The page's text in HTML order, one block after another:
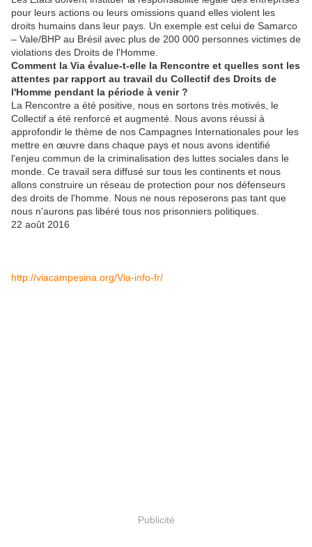
pour leurs actions ou leurs omissions quand elles violent les
droits humains dans leur pays. Un exemple est celui de Samarco
– Vale/BHP au Brésil avec plus de 200 000 personnes victimes de
violations des Droits de l'Homme.
Comment la Via évalue-t-elle la Rencontre et quelles sont les
attentes par rapport au travail du Collectif des Droits de
l'Homme pendant la période à venir ?
La Rencontre a été positive, nous en sortons très motivés, le
Collectif a été renforcé et augmenté. Nous avons réussi à
approfondir le thème de nos Campagnes Internationales pour les
mettre en œuvre dans chaque pays et nous avons identifié
l'enjeu commun de la criminalisation des luttes sociales dans le
monde. Ce travail sera diffusé sur tous les continents et nous
allons construire un réseau de protection pour nos défenseurs
des droits de l'homme. Nous ne nous reposerons pas tant que
nous n'aurons pas libéré tous nos prisonniers politiques.
22 août 2016
http://viacampesina.org/Via-info-fr/
Publicité